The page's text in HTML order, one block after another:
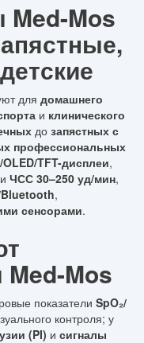
Mos
для домашнего
и клинического
до запястных с
профессиональных
OLED/TFT-дисплеи,
и ЧСС 30–250 уд/мин,
,
сенсорами.
Mos
показатели SpO₂/
контроля; у
(PI) и сигналы